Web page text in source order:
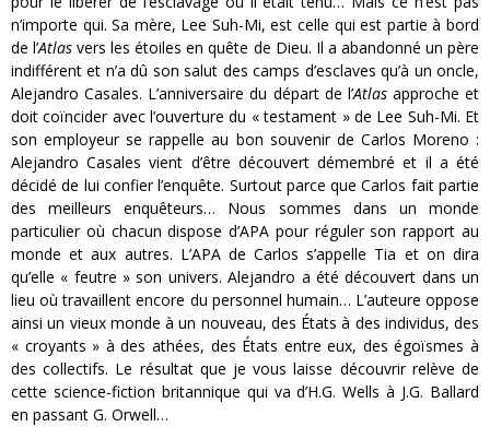
n’importe qui. Sa mère, Lee Suh-Mi, est celle qui est partie à bord
de l’Atlas vers les étoiles en quête de Dieu. Il a abandonné un père
indifférent et n’a dû son salut des camps d’esclaves qu’à un oncle,
Alejandro Casales. L’anniversaire du départ de l’Atlas approche et
doit coïncider avec l’ouverture du « testament » de Lee Suh-Mi. Et
son employeur se rappelle au bon souvenir de Carlos Moreno :
Alejandro Casales vient d’être découvert démembré et il a été
décidé de lui confier l’enquête. Surtout parce que Carlos fait partie
des meilleurs enquêteurs… Nous sommes dans un monde
particulier où chacun dispose d’APA pour réguler son rapport au
monde et aux autres. L’APA de Carlos s’appelle Tia et on dira
qu’elle « feutre » son univers. Alejandro a été découvert dans un
lieu où travaillent encore du personnel humain… L’auteure oppose
ainsi un vieux monde à un nouveau, des États à des individus, des
« croyants » à des athées, des États entre eux, des égoïsmes à
des collectifs. Le résultat que je vous laisse découvrir relève de
cette science-fiction britannique qui va d’H.G. Wells à J.G. Ballard
en passant G. Orwell…